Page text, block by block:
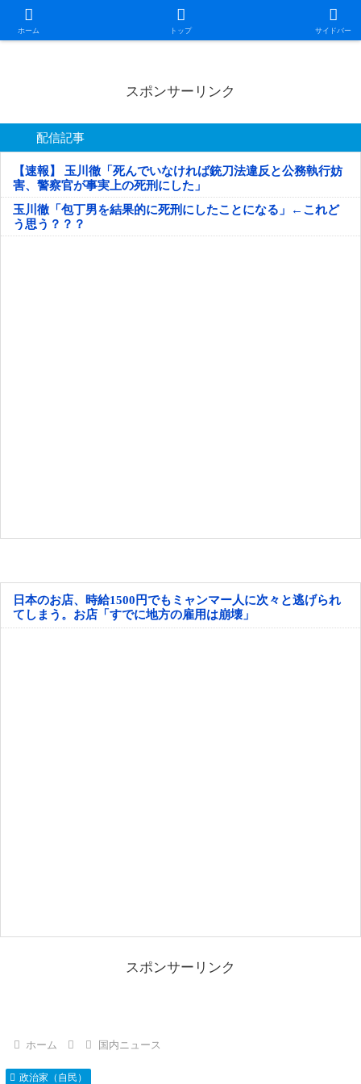
ホーム トップ サイドバー
日本第一！ニュース録
スポンサーリンク
配信記事
【速報】 玉川徹「死んでいなければ銃刀法違反と公務執行妨
害、警察官が事実上の死刑にした」
玉川徹「包丁男を結果的に死刑にしたことになる」←これど
う思う？？？
日本のお店、時給1500円でもミャンマー人に次々と逃げられ
てしまう。お店「すでに地方の雇用は崩壊」
スポンサーリンク
ホーム 国内ニュース
政治家（自民）